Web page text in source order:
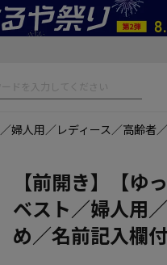
婦人用／レディース／高齢
【前開き】【ゆ
ベスト／婦人用
め／名前記入欄